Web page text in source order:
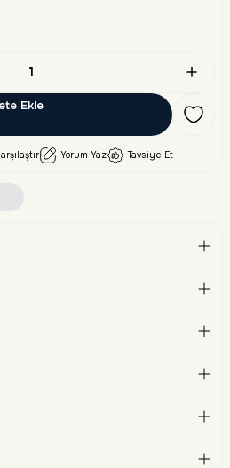
Ekle
Yorum Yaz Tavsiye Et